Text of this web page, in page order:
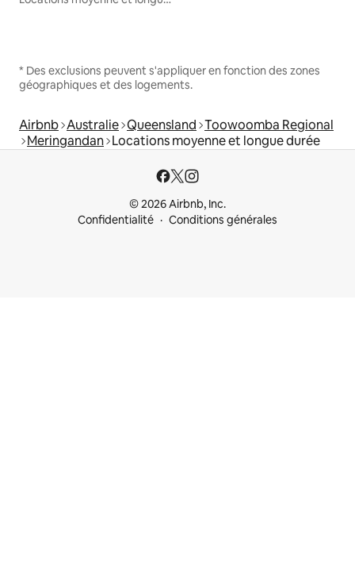
* Des exclusions peuvent s'appliquer en fonction des zones
géographiques et des logements.
Airbnb Australie Queensland Toowoomba Regional
Meringandan Locations moyenne et longue durée
© 2026 Airbnb, Inc.
Confidentialité
Conditions générales